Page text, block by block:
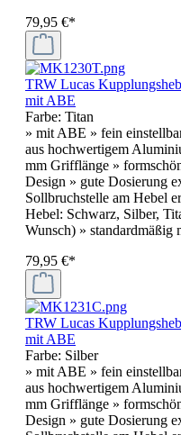
79,95 €*
TRW Lucas
mit ABE
Farbe: Titan
» mit ABE » fein
aus hochwertigem
mm Grifflänge »
Design » gute Dosierung
Sollbruchstelle am Hebel
Hebel: Schwarz, Silber,
Wunsch) » standardmäßig
79,95 €*
TRW Lucas
mit ABE
Farbe: Silber
» mit ABE » fein
aus hochwertigem
mm Grifflänge »
Design » gute Dosierung